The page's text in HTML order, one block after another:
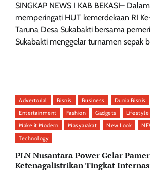
SINGKAP NEWS I KAB BEKASI–
memperingati HUT kemerdekaan RI
Taruna Desa Sukabakti bersama
Sukabakti menggelar turnamen sepak
Advertorial Bisnis Business Dunia Bisnis
Entertainment
Fashion Gadgets Lifestyle
Make it Modern
Masyarakat New Look
Technology
PLN Nusantara Power Gelar
Ketenagalistrikan Tingkat